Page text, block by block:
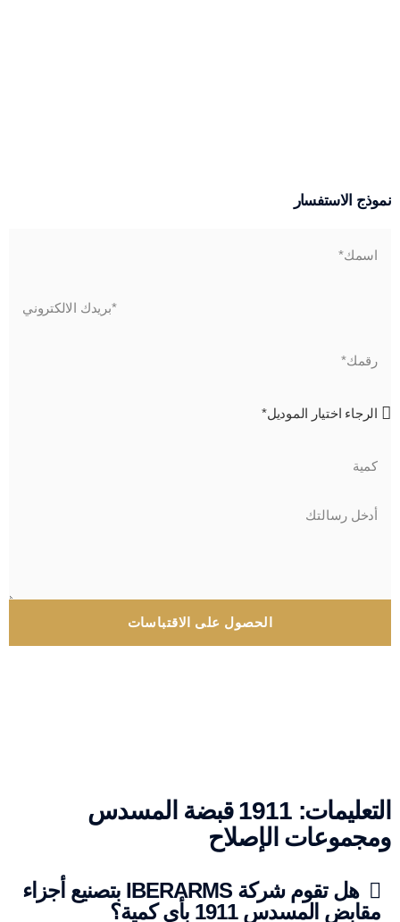
نموذج الاستفسار
الحصول على الاقتباسات
التعليمات: 1911 قبضة المسدس
ومجموعات الإصلاح
هل تقوم شركة IBERARMS بتصنيع أجزاء
مقابض المسدس 1911 بأي كمية؟